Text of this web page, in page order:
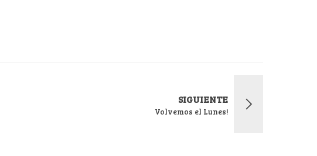
SIGUIENTE
Volvemos el Lunes!